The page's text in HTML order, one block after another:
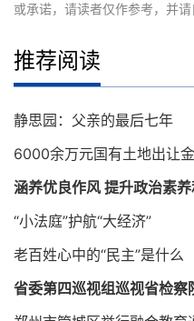
或承诺，请读者仅作参考，并请
推荐阅读
静思园：父亲的最后七年
6000余万元国有土地出让金
涵养优良作风 提升政治素
“小法庭”护航“大经济”
老百姓心中的“民主”是什么